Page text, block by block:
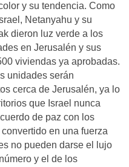
y su tendencia. Como
Netanyahu y su
dieron luz verde a los
en Jerusalén y sus
viviendas ya aprobadas.
unidades serán
cerca de Jerusalén, ya lo
que Israel nunca
de paz con los
en una fuerza
no pueden darse el lujo
y el de los